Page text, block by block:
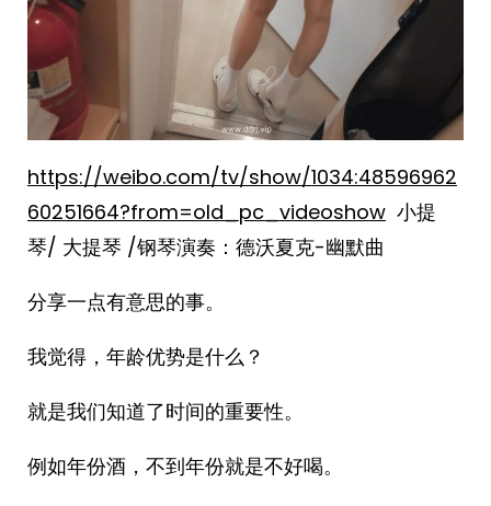
https://weibo.com/tv/show/1034:48596962
60251664?from=old_pc_videoshow 小提
琴/ 大提琴 /钢琴演奏：德沃夏克-幽默曲
分享一点有意思的事。
我觉得，年龄优势是什么？
就是我们知道了时间的重要性。
例如年份酒，不到年份就是不好喝。